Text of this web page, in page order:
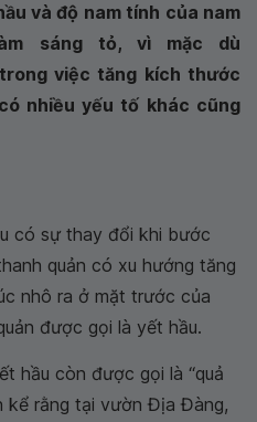
và độ nam tính của nam
sáng tỏ, vì mặc dù
việc tăng kích thước
nhiều yếu tố khác cũng
có sự thay đổi khi bước
quản có xu hướng tăng
nhô ra ở mặt trước của
được gọi là yết hầu.
hầu còn được gọi là “quả
kể rằng tại vườn Địa Đàng,